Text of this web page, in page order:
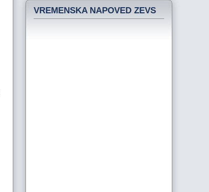
VREMENSKA NAPOVED ZEVS